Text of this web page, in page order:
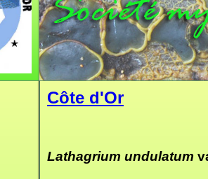
Côte d'Or
Lathagrium undulatum